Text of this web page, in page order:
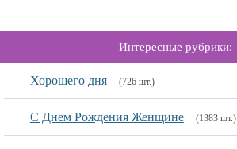
Интересные рубрики:
Хорошего дня (726 шт.)
С Днем Рождения Женщине (1383 шт.)